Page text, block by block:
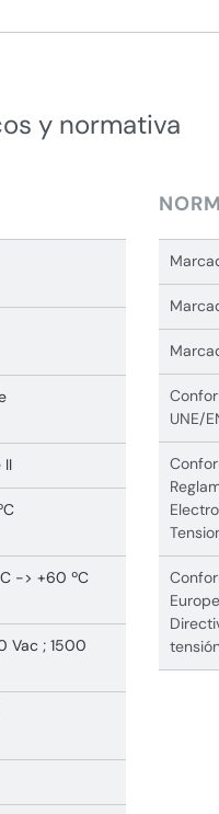
y normativa
II
-> +60 ºC
Vac ; 1500
UNE/